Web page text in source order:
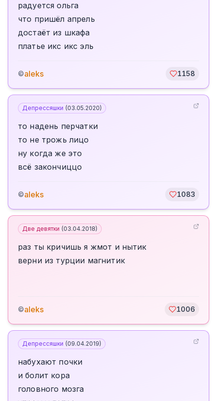
радуется ольга
что пришёл апрель
достаёт из шкафа
платье икс икс эль
©aleks 1158
Депрессяшки (03.05.2020)
то надень перчатки
то не трожь лицо
ну когда же это
всё закончиццо
©aleks 1083
Две девятки (03.04.2018)
раз ты кричишь я жмот и нытик
верни из турции магнитик
©aleks 1006
Депрессяшки (09.04.2019)
набухают почки
и болит кора
головного мозга